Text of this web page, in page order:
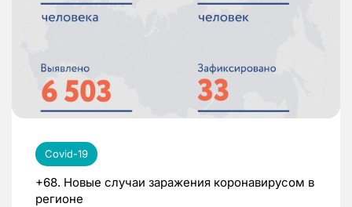
Covid-19
+68. Новые случаи заражения коронавирусом в
регионе